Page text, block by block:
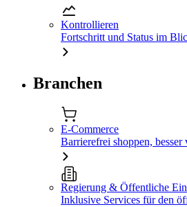
Kontrollieren
Fortschritt und Status im
Branchen
E-Commerce
Barrierefrei shoppen, besser
Regierung & Öffentliche
Inklusive Services für den